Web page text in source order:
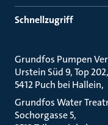
Schnellzugriff
Grundfos Pumpen
Urstein Süd 9, Top 202
5412 Puch bei Hallein
Grundfos Water
Sochorgasse 5